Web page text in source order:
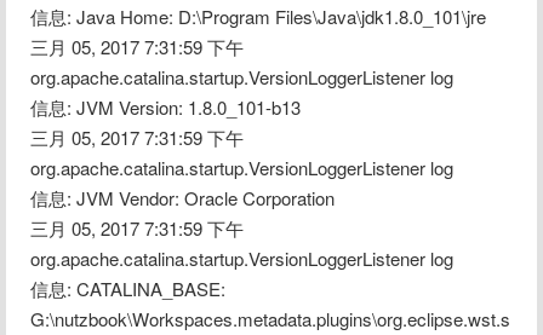
信息: Java Home: D:\Program Files\Java\jdk1.8.0_101\jre
三月 05, 2017 7:31:59 下午
org.apache.catalina.startup.VersionLoggerListener log
信息: JVM Version: 1.8.0_101-b13
三月 05, 2017 7:31:59 下午
org.apache.catalina.startup.VersionLoggerListener log
信息: JVM Vendor: Oracle Corporation
三月 05, 2017 7:31:59 下午
org.apache.catalina.startup.VersionLoggerListener log
信息: CATALINA_BASE:
G:\nutzbook\Workspaces.metadata.plugins\org.eclipse.wst.s